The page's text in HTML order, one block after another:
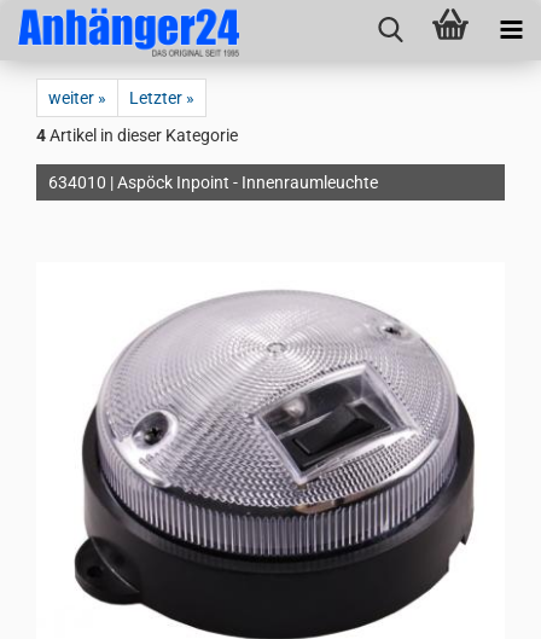
weiter »
Letzter »
4Artikel in dieser Kategorie
634010 | Aspöck Inpoint - Innenraumleuchte